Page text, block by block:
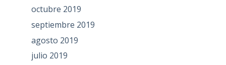
octubre 2019
septiembre 2019
agosto 2019
julio 2019